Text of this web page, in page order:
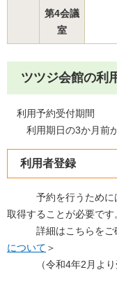
第4会議
室
ツツジ会館の利
利用予約受付期間
利用期日の3か月前
利用者登録
予約を行うためには
取得することが必要です
詳細はこちらをご確
について ＞
（令和4年2月より受